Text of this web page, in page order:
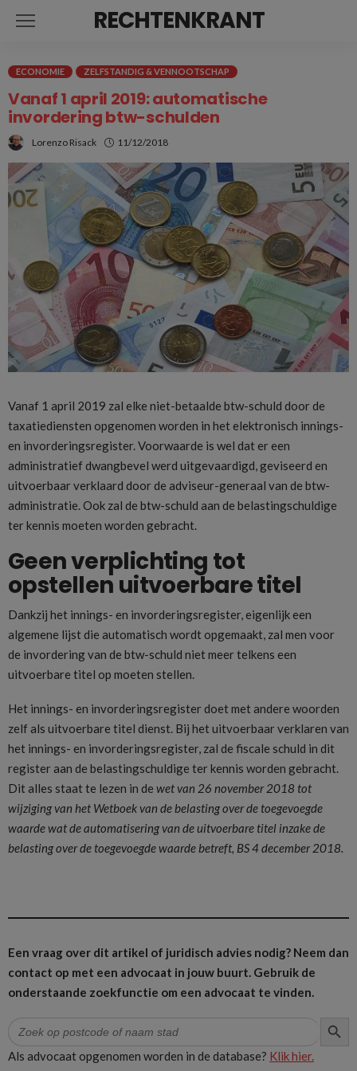
RECHTENKRANT
ECONOMIE ZELFSTANDIG & VENNOOTSCHAP
Vanaf 1 april 2019: automatische
invordering btw-schulden
Lorenzo Risack 11/12/2018
Vanaf 1 april 2019 zal elke niet-betaalde btw-schuld door de
taxatiediensten opgenomen worden in het elektronisch innings-
en invorderingsregister. Voorwaarde is wel dat er een
administratief dwangbevel werd uitgevaardigd, geviseerd en
uitvoerbaar verklaard door de adviseur-generaal van de btw-
administratie. Ook zal de btw-schuld aan de belastingschuldige
ter kennis moeten worden gebracht.
Geen verplichting tot
opstellen uitvoerbare titel
Dankzij het innings- en invorderingsregister, eigenlijk een
algemene lijst die automatisch wordt opgemaakt, zal men voor
de invordering van de btw-schuld niet meer telkens een
uitvoerbare titel op moeten stellen.
Het innings- en invorderingsregister doet met andere woorden
zelf als uitvoerbare titel dienst. Bij het uitvoerbaar verklaren van
het innings- en invorderingsregister, zal de fiscale schuld in dit
register aan de belastingschuldige ter kennis worden gebracht.
Dit alles staat te lezen in de wet van 26 november 2018 tot
wijziging van het Wetboek van de belasting over de toegevoegde
waarde wat de automatisering van de uitvoerbare titel inzake de
belasting over de toegevoegde waarde betreft, BS 4 december 2018.
Een vraag over dit artikel of juridisch advies nodig? Neem dan
contact op met een advocaat in jouw buurt. Gebruik de
onderstaande zoekfunctie om een advocaat te vinden.
Zoek
naar:
Als advocaat opgenomen worden in de database? Klik hier.